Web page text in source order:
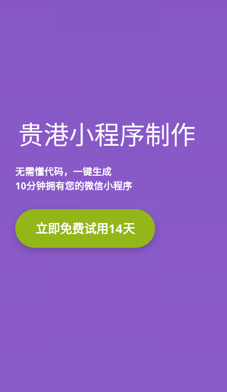
贵港小程序制作
无需懂代码， 一键生成
10分钟拥有您的微信小程序
立即免费试用14天